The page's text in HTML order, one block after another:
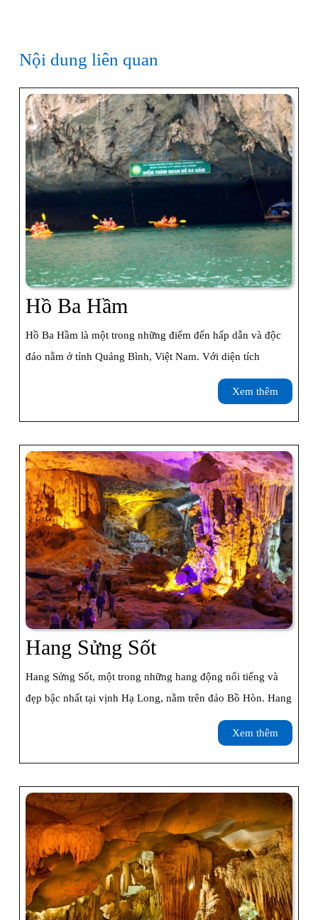
Nội dung liên quan
Hồ Ba Hầm
Ba
Hầm
Hồ Ba Hầm là một trong những điểm đến hấp dẫn và độc
đáo nằm ở tỉnh Quảng Bình, Việt Nam. Với diện tích
Xem thêm
thêm
Hang Sửng SốtHang
Sửng
Sốt
Hang Sửng Sốt, một trong những hang động nổi tiếng và
đẹp bậc nhất tại vịnh Hạ Long, nằm trên đảo Bồ Hòn. Hang
Xem thêm
thêm